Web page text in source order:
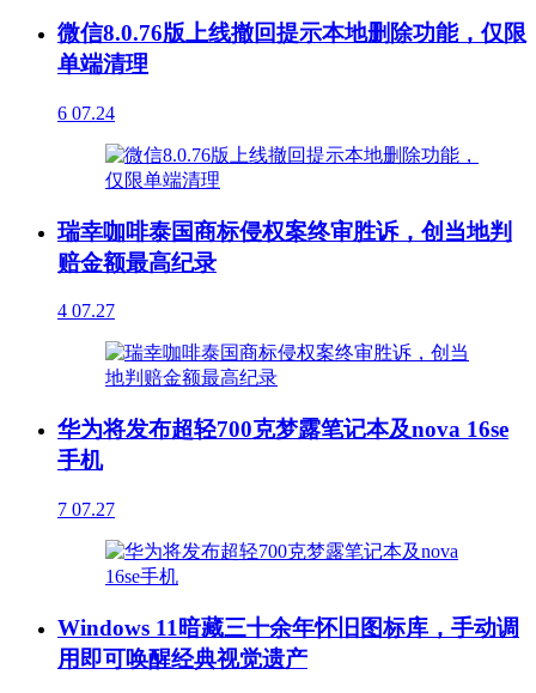
微信8.0.76版上线撤回提示本地删除功能，仅限
单端清理
6 07.24
瑞幸咖啡泰国商标侵权案终审胜诉，创当地判
赔金额最高纪录
4 07.27
华为将发布超轻700克梦露笔记本及nova 16se
手机
7 07.27
Windows 11暗藏三十余年怀旧图标库，手动调
用即可唤醒经典视觉遗产